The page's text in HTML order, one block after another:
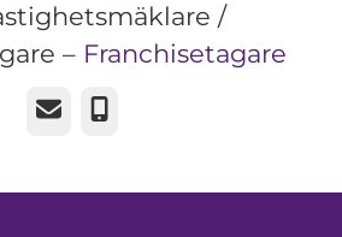
/
– Franchisetagare
E-postTelefon